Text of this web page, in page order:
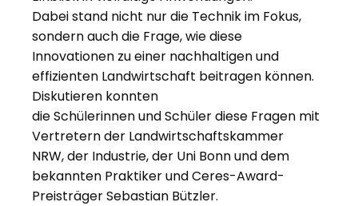
Dabei stand nicht nur die Technik im Fokus,
sondern auch die Frage, wie diese
Innovationen zu einer nachhaltigen und
effizienten Landwirtschaft beitragen können.
Diskutieren konnten
die Schülerinnen und Schüler diese Fragen mit
Vertretern der Landwirtschaftskammer
NRW, der Industrie, der Uni Bonn und dem
bekannten Praktiker und Ceres-Award-
Preisträger Sebastian Bützler.